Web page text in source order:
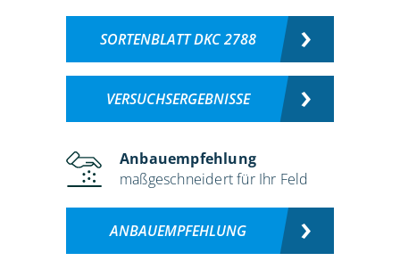
SORTENBLATT DKC 2788
VERSUCHSERGEBNISSE
Anbauempfehlung
maßgeschneidert für Ihr Feld
ANBAUEMPFEHLUNG